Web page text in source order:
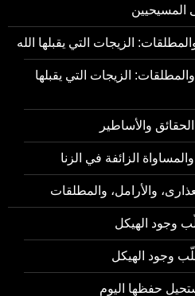
والمطلقات: الزيجات التي يقبلها